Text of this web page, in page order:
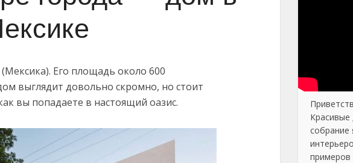
Его площадь около 600
выглядит довольно скромно, но стоит
вы попадаете в настоящий оазис.
Красивые
собрание
примеров